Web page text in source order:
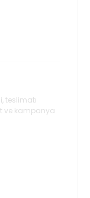
teslimatı
ve kampanya